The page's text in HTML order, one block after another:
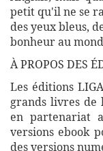
petit qu'il ne se
des yeux bleus,
bonheur au
À PROPOS DES
Les éditions
grands livres de
en partenariat
versions ebook
des versions